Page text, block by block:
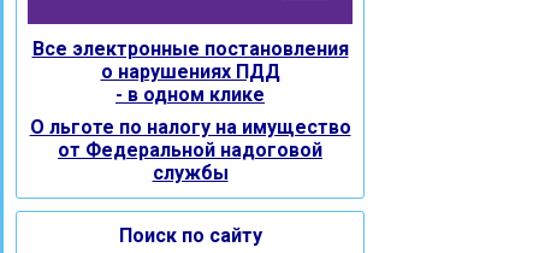
Все электронные постановления
о нарушениях ПДД
- в одном клике
О льготе по налогу на имущество
от Федеральной надоговой
службы
Поиск по сайту